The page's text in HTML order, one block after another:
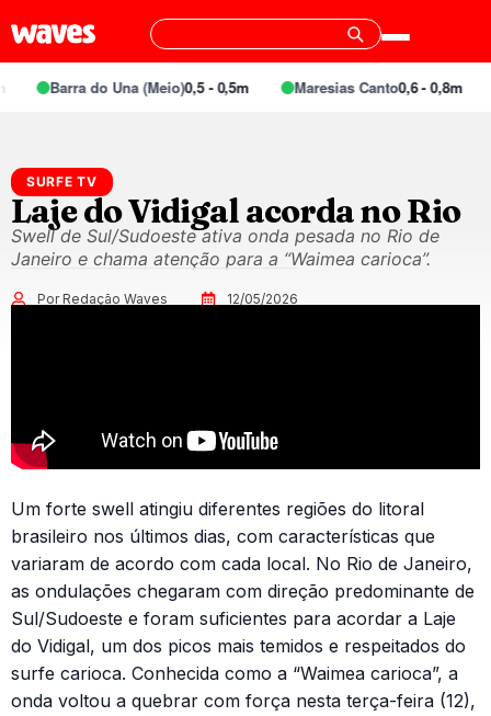
Barra do Una (Meio)0,5 - 0,5m Maresias Canto0,6 - 0,8m
SURFE TV
Laje do Vidigal acorda no Rio
Swell de Sul/Sudoeste ativa onda pesada no Rio de
Janeiro e chama atenção para a “Waimea carioca”.
Por Redação Waves 12/05/2026
Um forte swell atingiu diferentes regiões do litoral
brasileiro nos últimos dias, com características que
variaram de acordo com cada local. No Rio de Janeiro,
as ondulações chegaram com direção predominante de
Sul/Sudoeste e foram suficientes para acordar a Laje
do Vidigal, um dos picos mais temidos e respeitados do
surfe carioca. Conhecida como a “Waimea carioca”, a
onda voltou a quebrar com força nesta terça-feira (12),